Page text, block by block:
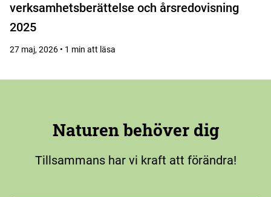
verksamhetsberättelse och årsredovisning
2025
27 maj, 2026 • 1 min att läsa
Naturen behöver dig
Tillsammans har vi kraft att förändra!